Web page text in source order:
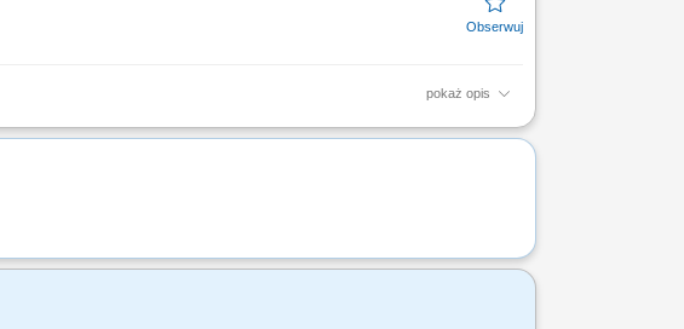
pokaż opis
oraz dobór rozwiązań ubezpieczeniowych; Prowadzenie